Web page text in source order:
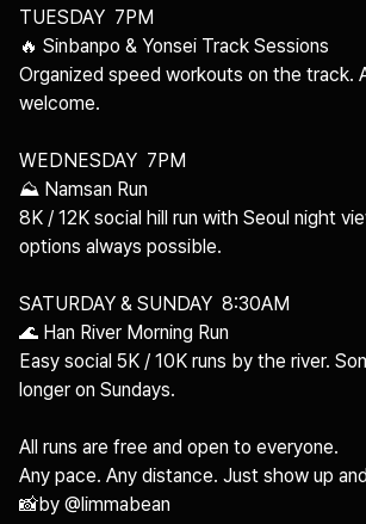
TUESDAY  7PM
🔥 Sinbanpo & Yonsei Track Sessions
Organized speed workouts on the track.
welcome.
WEDNESDAY  7PM
⛰️ Namsan Run
8K / 12K social hill run with Seoul night
options always possible.
SATURDAY & SUNDAY  8:30AM
🌊 Han River Morning Run
Easy social 5K / 10K runs by the river.
longer on Sundays.
All runs are free and open to everyone.
Any pace. Any distance. Just show up
📸by @limmabean